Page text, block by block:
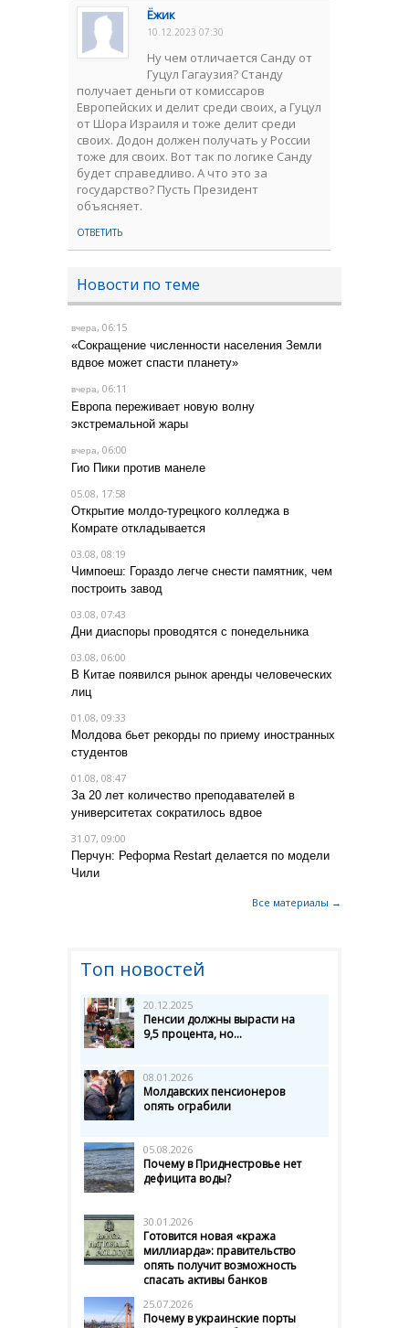
Ёжик
10.12.2023 07:30
Ну чем отличается Санду от
Гуцул Гагаузия? Станду
получает деньги от комиссаров
Европейских и делит среди своих, а Гуцул
от Шора Израиля и тоже делит среди
своих. Додон должен получать у России
тоже для своих. Вот так по логике Санду
будет справедливо. А что это за
государство? Пусть Президент
объясняет.
ОТВЕТИТЬ
Новости по теме
вчера, 06:15
«Сокращение численности населения Земли
вдвое может спасти планету»
вчера, 06:11
Европа переживает новую волну
экстремальной жары
вчера, 06:00
Гио Пики против манеле
05.08, 17:58
Открытие молдо-турецкого колледжа в
Комрате откладывается
03.08, 08:19
Чимпоеш: Гораздо легче снести памятник, чем
построить завод
03.08, 07:43
Дни диаспоры проводятся с понедельника
03.08, 06:00
В Китае появился рынок аренды человеческих
лиц
01.08, 09:33
Молдова бьет рекорды по приему иностранных
студентов
01.08, 08:47
За 20 лет количество преподавателей в
университетах сократилось вдвое
31.07, 09:00
Перчун: Реформа Restart делается по модели
Чили
Все материалы →
Топ новостей
20.12.2025
Пенсии должны вырасти на
9,5 процента, но...
08.01.2026
Молдавских пенсионеров
опять ограбили
05.08.2026
Почему в Приднестровье нет
дефицита воды?
30.01.2026
Готовится новая «кража
миллиарда»: правительство
опять получит возможность
спасать активы банков
25.07.2026
Почему в украинские порты